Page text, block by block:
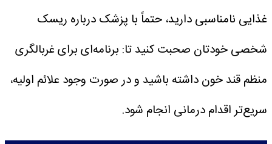
غذایی نامناسبی دارید، حتماً با پزشک درباره ریسک
شخصی خودتان صحبت کنید تا: برنامه‌ای برای غربالگری
منظم قند خون داشته باشید و در صورت وجود علائم اولیه،
سریع‌تر اقدام درمانی انجام شود.